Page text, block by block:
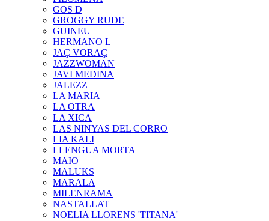
GOS D
GROGGY RUDE
GUINEU
HERMANO L
JAÇ VORAÇ
JAZZWOMAN
JAVI MEDINA
JALEZZ
LA MARIA
LA OTRA
LA XICA
LAS NINYAS DEL CORRO
LIA KALI
LLENGUA MORTA
MAIO
MALUKS
MARALA
MILENRAMA
NASTALLAT
NOELIA LLORENS 'TITANA'